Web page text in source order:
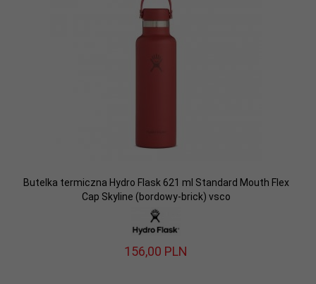
Butelka termiczna Hydro Flask 621 ml Standard Mouth Flex
Cap Skyline (bordowy-brick) vsco
156,00 PLN